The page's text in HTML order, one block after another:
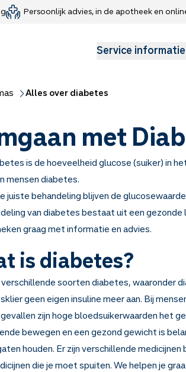
Persoonlijk advies, in de apotheek en
Service informatie
Jouw medische gegevens delen
Medicijnen voor kinderen
Alles over diabetes
met
is de hoeveelheid glucose (suiker) in
mensen diabetes.
juiste behandeling blijven de
van diabetes bestaat uit een
graag met informatie en advies.
is diabetes?
verschillende soorten diabetes, waaronder
geen eigen insuline meer aan. Bij
zijn hoge bloedsuikerwaarden het
bewegen en een gezond gewicht is
houden. Er zijn verschillende
die je moet spuiten. We helpen je